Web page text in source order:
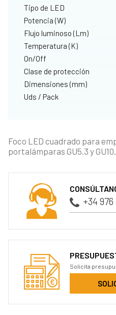
Tipo de LED
Potencia (W)
Flujo luminoso (Lm)
Temperatura (K)
On/Off
Clase de protección
Dimensiones (mm)
Uds / Pack
Foco LED cuadrado para
portalámparas GU5.3 y
+34
Solicita